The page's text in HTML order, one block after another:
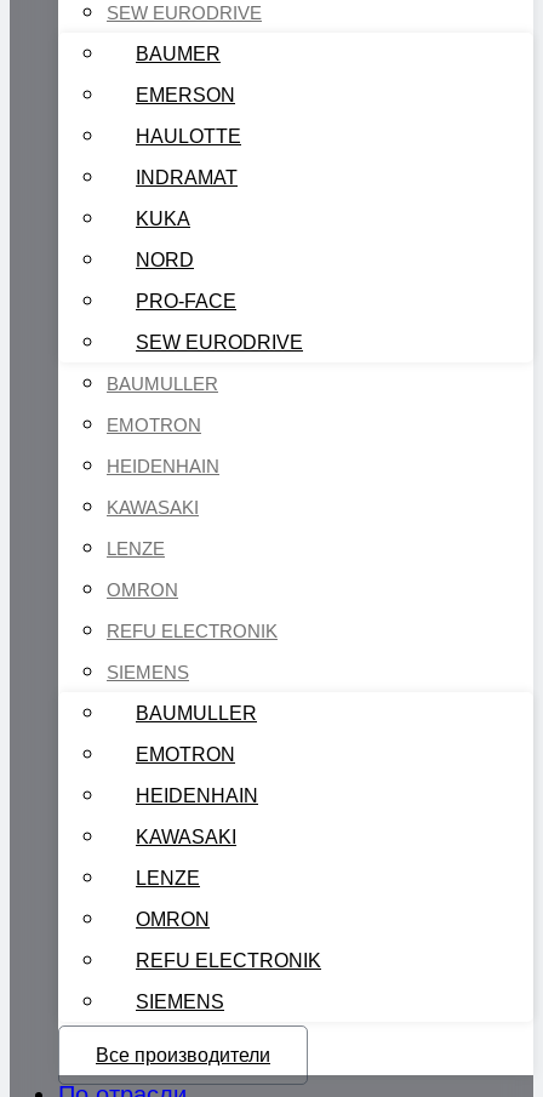
SEW EURODRIVE
BAUMER
EMERSON
HAULOTTE
INDRAMAT
KUKA
NORD
PRO-FACE
SEW EURODRIVE
BAUMULLER
EMOTRON
HEIDENHAIN
KAWASAKI
LENZE
OMRON
REFU ELECTRONIK
SIEMENS
BAUMULLER
EMOTRON
HEIDENHAIN
KAWASAKI
LENZE
OMRON
REFU ELECTRONIK
SIEMENS
Все производители